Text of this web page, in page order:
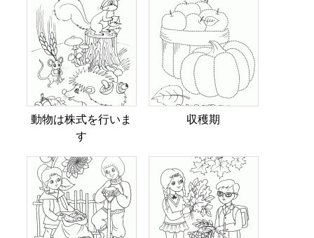
動物は株式を行いま
す
収穫期